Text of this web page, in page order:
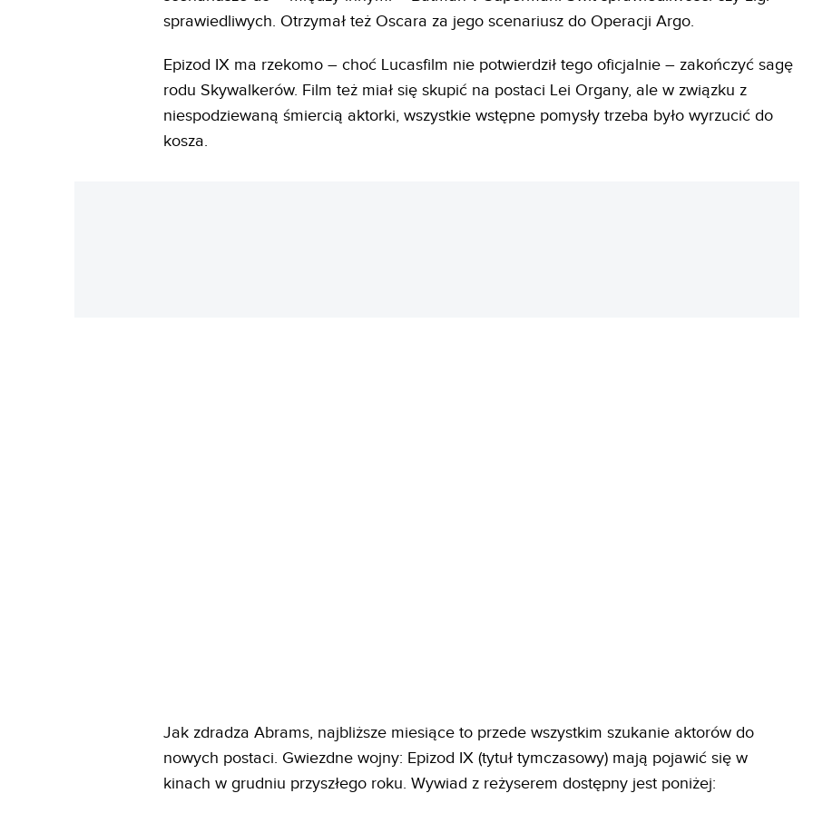
sprawiedliwych. Otrzymał też Oscara za jego scenariusz do Operacji Argo.
Epizod IX ma rzekomo – choć Lucasfilm nie potwierdził tego oficjalnie – zakończyć sagę
rodu Skywalkerów. Film też miał się skupić na postaci Lei Organy, ale w związku z
niespodziewaną śmiercią aktorki, wszystkie wstępne pomysły trzeba było wyrzucić do
kosza.
Jak zdradza Abrams, najbliższe miesiące to przede wszystkim szukanie aktorów do
nowych postaci. Gwiezdne wojny: Epizod IX (tytuł tymczasowy) mają pojawić się w
kinach w grudniu przyszłego roku. Wywiad z reżyserem dostępny jest poniżej: